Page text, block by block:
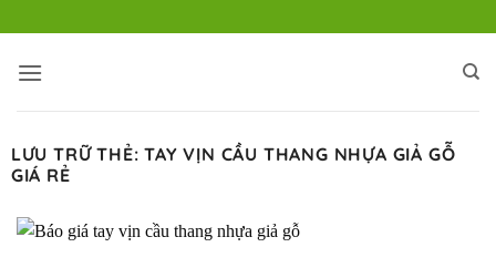
qua
nội
LƯU TRỮ THẺ:TAY VỊN CẦU THANG NHỰA GIẢ GỖ
GIÁ RẺ